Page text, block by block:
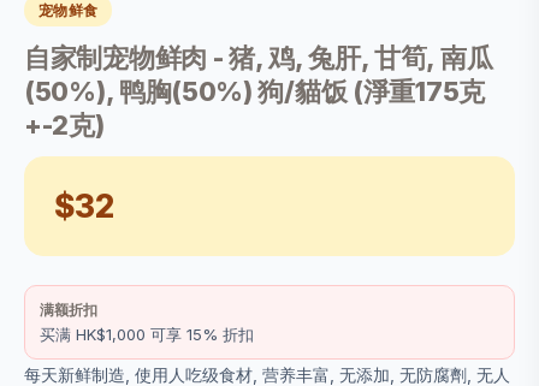
宠物鲜食
自家制宠物鲜肉 - 猪, 鸡, 兔肝, 甘筍, 南瓜
(50%), 鸭胸(50%) 狗/貓饭 (淨重175克
+-2克)
$32
满额折扣
买满 HK$1,000 可享 15% 折扣
每天新鲜制造, 使用人吃级食材, 营养丰富, 无添加, 无防腐劑, 无人